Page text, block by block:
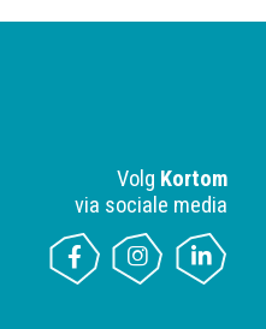
Volg Kortom
via sociale media